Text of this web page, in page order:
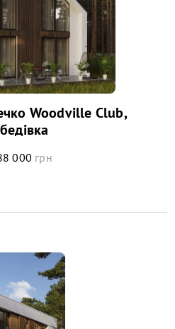
Woodville Club,
000 грн